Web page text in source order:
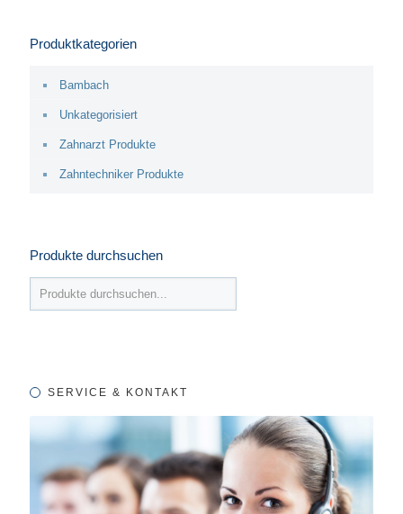
Produktkategorien
Bambach
Unkategorisiert
Zahnarzt Produkte
Zahntechniker Produkte
Produkte durchsuchen
SERVICE & KONTAKT